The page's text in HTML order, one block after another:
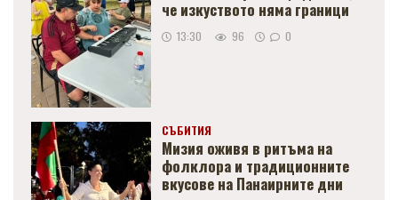
че изкуството няма граници
13:30 96 0
СЪБИТИЯ
Мизия оживя в ритъма на
фолклора и традиционните
вкусове на Панаирните дни